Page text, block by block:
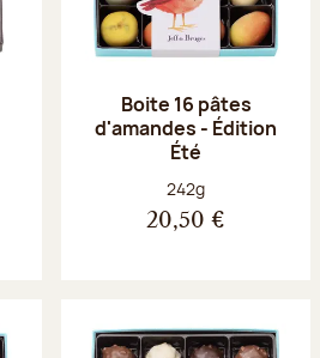
Boite 16 pâtes
d'amandes - Édition
Été
Poids net :
242g
20,50 €